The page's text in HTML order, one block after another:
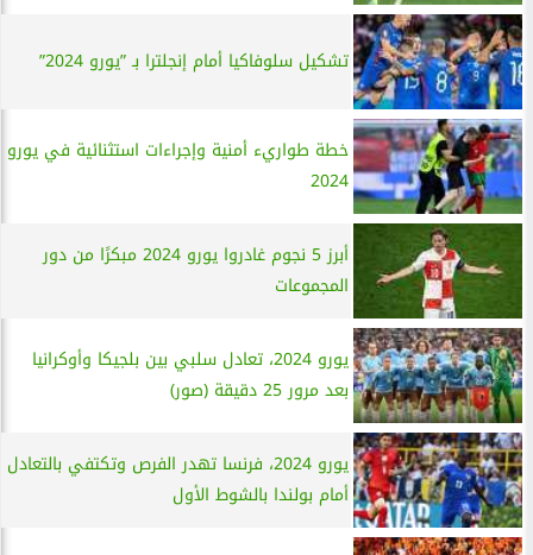
تشكيل سلوفاكيا أمام إنجلترا بـ ”يورو 2024”
خطة طواريء أمنية وإجراءات استثنائية في يورو
2024
أبرز 5 نجوم غادروا يورو 2024 مبكرًا من دور
المجموعات
يورو 2024، تعادل سلبي بين بلجيكا وأوكرانيا
بعد مرور 25 دقيقة (صور)
يورو 2024، فرنسا تهدر الفرص وتكتفي بالتعادل
أمام بولندا بالشوط الأول